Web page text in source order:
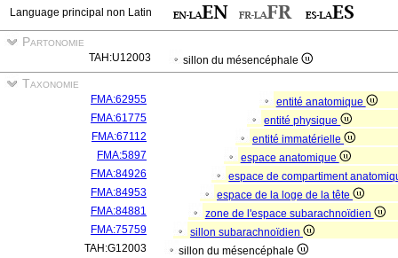
Language principal non Latin
Partonomie
TAH:U12003 sillon du mésencéphale
Taxonomie
FMA:62955
entité anatomique
FMA:61775
entité physique
FMA:67112
entité immatérielle
FMA:5897
espace anatomique
FMA:84926
espace de compartiment
FMA:84953
espace de la loge de la tête
FMA:84881
zone de l'espace subarachnoïdien
FMA:75759
sillon subarachnoïdien
TAH:G12003
sillon du mésencéphale